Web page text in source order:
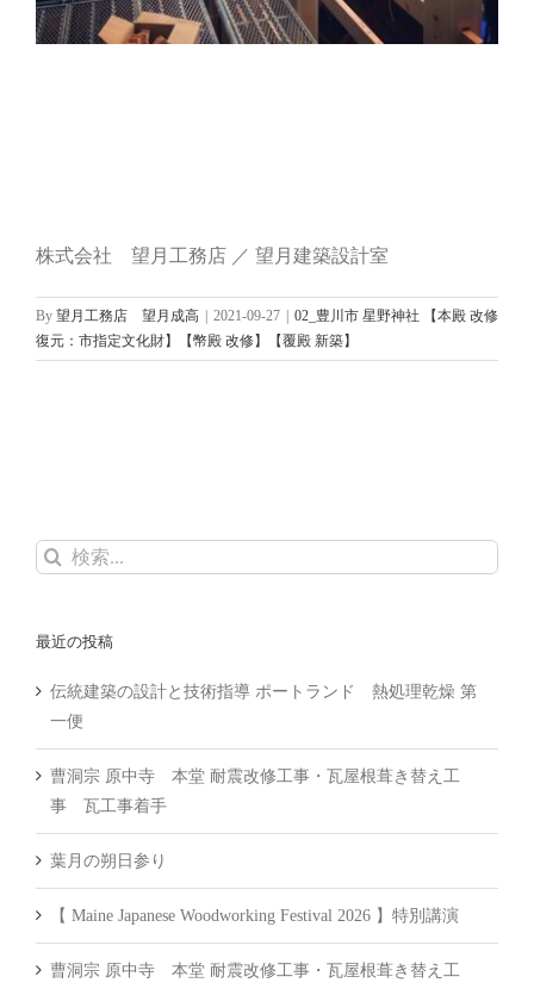
株式会社 望月工務店 ／ 望月建築設計室
By 望月工務店 望月成高 2021-09-27
02_豊川市 星野神社 【本殿 改修
復元：市指定文化財】【幣殿 改修】【覆殿 新築】
検
最近の投稿
伝統建築の設計と技術指導 ポートランド 熱処理乾燥 第
一便
曹洞宗 原中寺 本堂 耐震改修工事・瓦屋根葺き替え工
事 瓦工事着手
葉月の朔日参り
【 Maine Japanese Woodworking Festival 2026 】特別講演
曹洞宗 原中寺 本堂 耐震改修工事・瓦屋根葺き替え工